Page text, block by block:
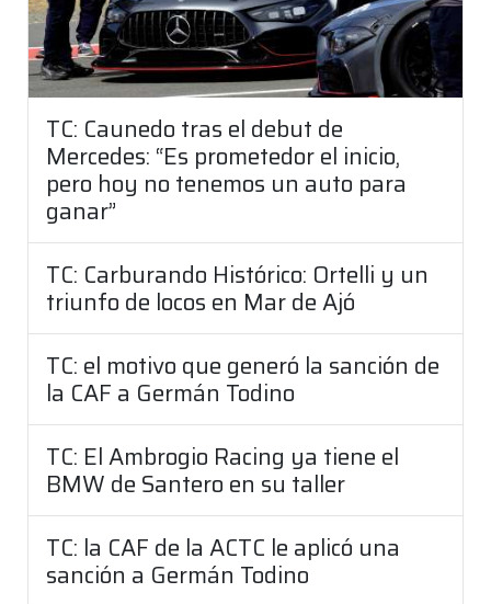
TC: Caunedo tras el debut de
Mercedes: “Es prometedor el inicio,
pero hoy no tenemos un auto para
ganar”
TC: Carburando Histórico: Ortelli y un
triunfo de locos en Mar de Ajó
TC: el motivo que generó la sanción de
la CAF a Germán Todino
TC: El Ambrogio Racing ya tiene el
BMW de Santero en su taller
TC: la CAF de la ACTC le aplicó una
sanción a Germán Todino